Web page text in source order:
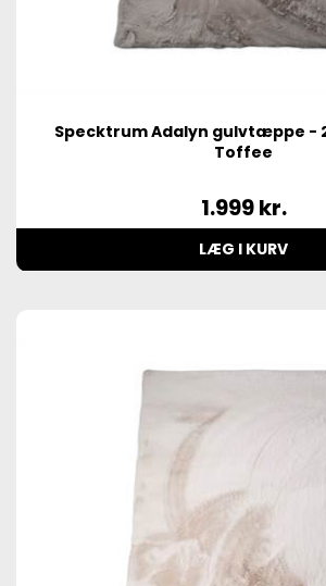
Specktrum Adalyn gulvtæppe -
Toffee
1.999kr.
LÆG I KURV